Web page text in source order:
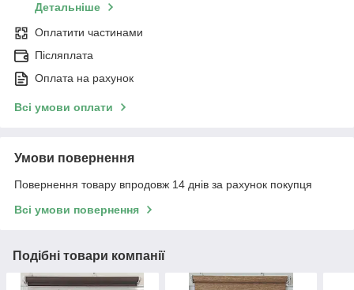
Детальніше
Оплатити частинами
Післяплата
Оплата на рахунок
Всі умови оплати
Умови повернення
Повернення товару впродовж 14 днів за рахунок покупця
Всі умови повернення
Подібні товари компанії